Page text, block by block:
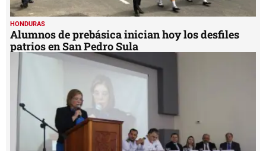
HONDURAS
Alumnos de prebásica inician hoy los desfiles
patrios en San Pedro Sula